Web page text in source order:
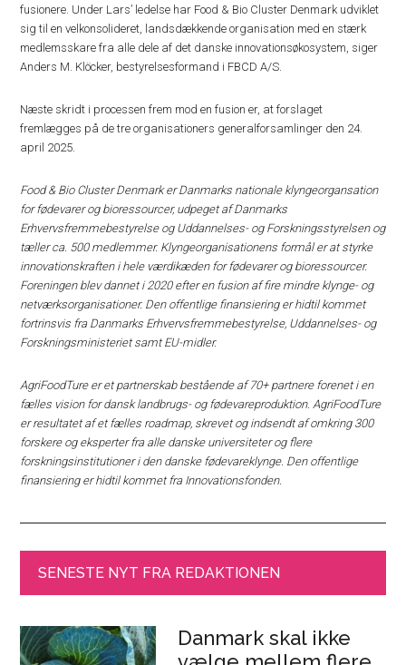
fusionere. Under Lars’ ledelse har Food & Bio Cluster Denmark udviklet
sig til en velkonsolideret, landsdækkende organisation med en stærk
medlemsskare fra alle dele af det danske innovationsøkosystem, siger
Anders M. Klöcker, bestyrelsesformand i FBCD A/S.
Næste skridt i processen frem mod en fusion er, at forslaget
fremlægges på de tre organisationers generalforsamlinger den 24.
april 2025.
Food & Bio Cluster Denmark er Danmarks nationale klyngeorgansation
for fødevarer og bioressourcer, udpeget af Danmarks
Erhvervsfremmebestyrelse og Uddannelses- og Forskningsstyrelsen og
tæller ca. 500 medlemmer. Klyngeorganisationens formål er at styrke
innovationskraften i hele værdikæden for fødevarer og bioressourcer.
Foreningen blev dannet i 2020 efter en fusion af fire mindre klynge- og
netværksorganisationer. Den offentlige finansiering er hidtil kommet
fortrinsvis fra Danmarks Erhvervsfremmebestyrelse, Uddannelses- og
Forskningsministeriet samt EU-midler.
AgriFoodTure er et partnerskab bestående af 70+ partnere forenet i en
fælles vision for dansk landbrugs- og fødevareproduktion. AgriFoodTure
er resultatet af et fælles roadmap, skrevet og indsendt af omkring 300
forskere og eksperter fra alle danske universiteter og flere
forskningsinstitutioner i den danske fødevareklynge. Den offentlige
finansiering er hidtil kommet fra Innovationsfonden.
SENESTE NYT FRA REDAKTIONEN
Danmark skal ikke